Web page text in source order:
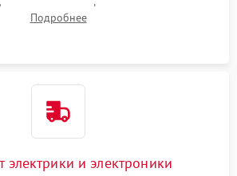
старого фильтра-осушителя и
трубки для устранения засоров.
Подробнее
электрики и электроники